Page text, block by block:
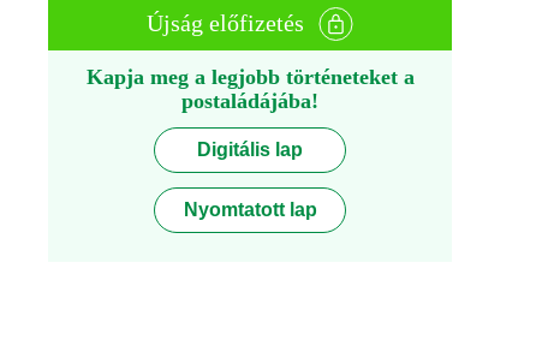
Újság előfizetés
Kapja meg a legjobb történeteket a
postaládájába!
Digitális lap
Nyomtatott lap